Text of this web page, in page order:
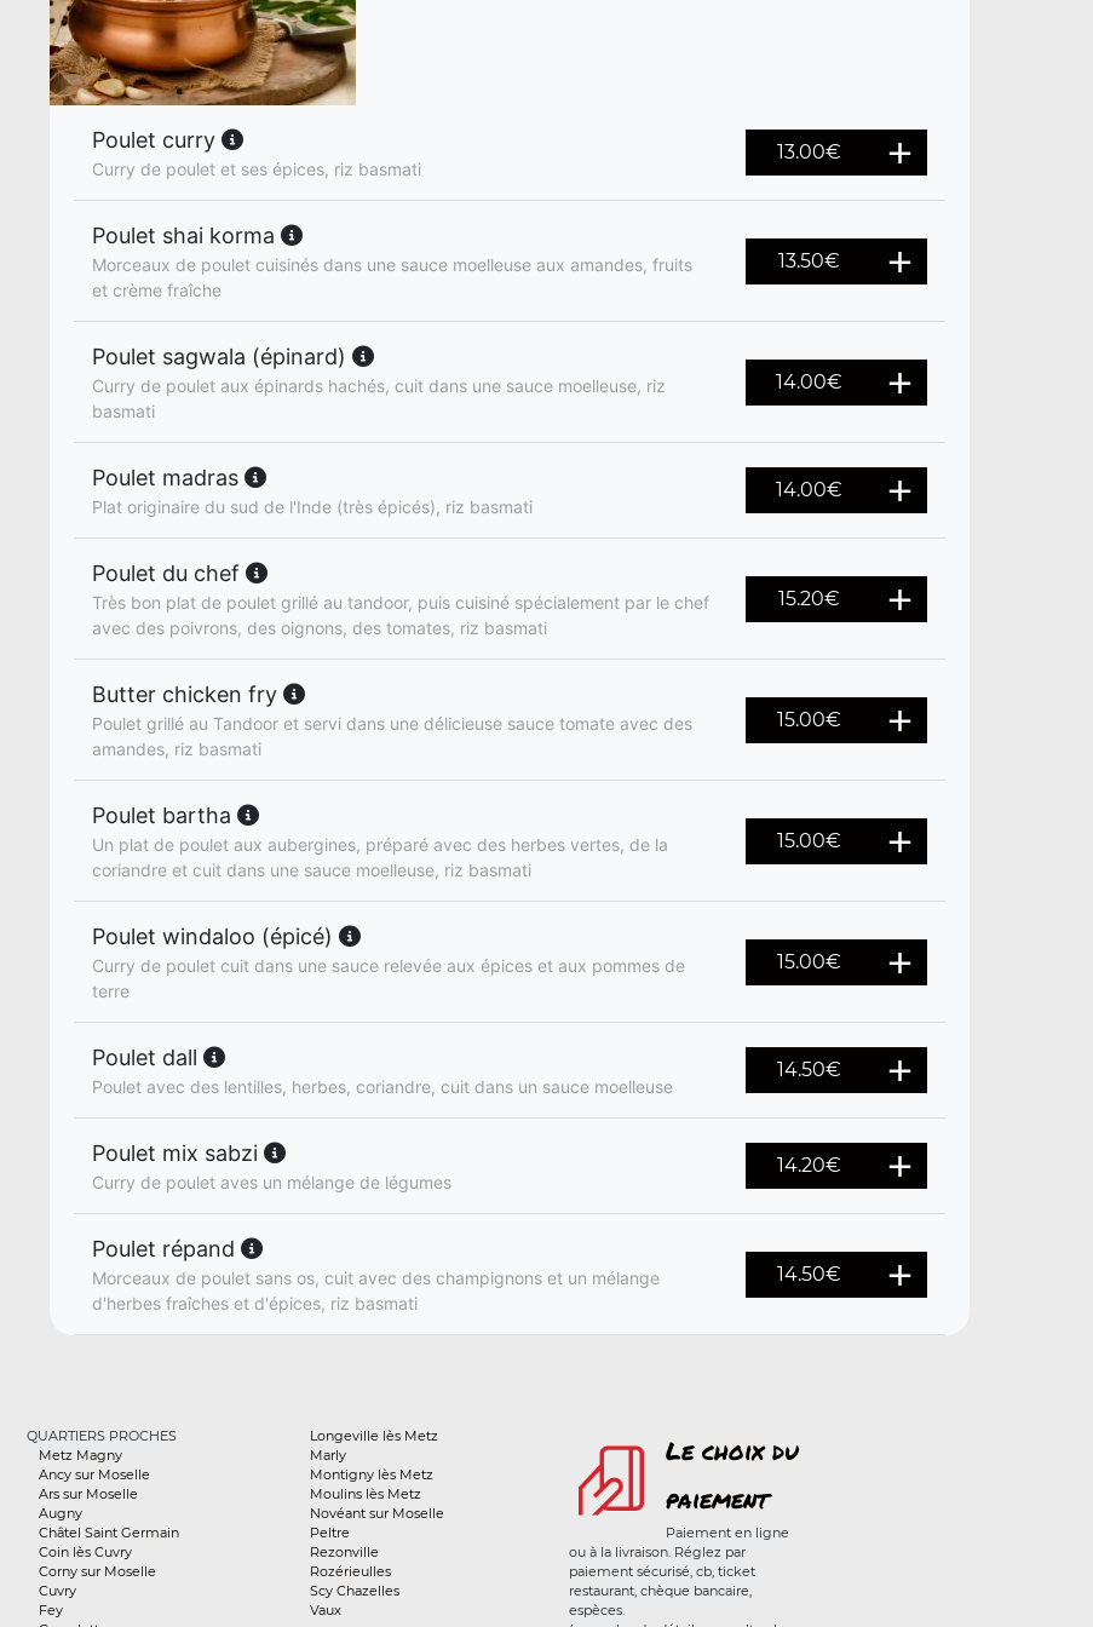
Poulet curry
Curry de poulet et ses épices, riz basmati
13.00€
Poulet shai korma
Morceaux de poulet cuisinés dans une sauce moelleuse aux amandes, fruits
et crème fraîche
13.50€
Poulet sagwala (épinard)
Curry de poulet aux épinards hachés, cuit dans une sauce moelleuse, riz
basmati
14.00€
Poulet madras
Plat originaire du sud de l'Inde (très épicés), riz basmati
14.00€
Poulet du chef
Très bon plat de poulet grillé au tandoor, puis cuisiné spécialement par le chef
avec des poivrons, des oignons, des tomates, riz basmati
15.20€
Butter chicken fry
Poulet grillé au Tandoor et servi dans une délicieuse sauce tomate avec des
amandes, riz basmati
15.00€
Poulet bartha
Un plat de poulet aux aubergines, préparé avec des herbes vertes, de la
coriandre et cuit dans une sauce moelleuse, riz basmati
15.00€
Poulet windaloo (épicé)
Curry de poulet cuit dans une sauce relevée aux épices et aux pommes de
terre
15.00€
Poulet dall
Poulet avec des lentilles, herbes, coriandre, cuit dans un sauce moelleuse
14.50€
Poulet mix sabzi
Curry de poulet aves un mélange de légumes
14.20€
Poulet répand
Morceaux de poulet sans os, cuit avec des champignons et un mélange
d'herbes fraîches et d'épices, riz basmati
14.50€
QUARTIERS PROCHES
Metz Magny
Ancy sur Moselle
Ars sur Moselle
Augny
Châtel Saint Germain
Coin lès Cuvry
Corny sur Moselle
Cuvry
Fey
Longeville lès Metz
Marly
Montigny lès Metz
Moulins lès Metz
Novéant sur Moselle
Peltre
Rezonville
Rozérieulles
Scy Chazelles
Vaux
Le choix du
paiement
Paiement en ligne
ou à la livraison. Réglez par
paiement sécurisé, cb, ticket
restaurant, chèque bancaire,
espèces.